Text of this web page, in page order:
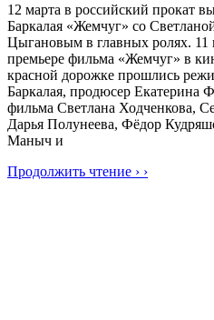
12 марта в российский прокат
Баркалая «Жемчуг» со
Цыгановым в главных ролях.
премьере фильма «Жемчуг» в
красной дорожке прошлись
Баркалая, продюсер Екатерина
фильма Светлана Ходченкова,
Дарья Полунеева, Фёдор
Маныч и
Продолжить чтение › ›